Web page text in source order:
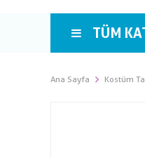
TÜM
Ana Sayfa Kostüm